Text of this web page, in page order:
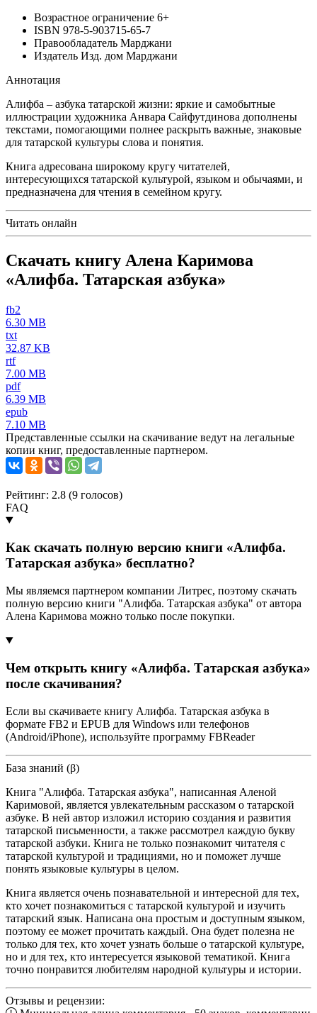
Возрастное ограничение 6+
ISBN 978-5-903715-65-7
Правообладатель Марджани
Издатель Изд. дом Марджани
Аннотация
Алифба – азбука татарской жизни: яркие и самобытные
иллюстрации художника Анвара Сайфутдинова дополнены
текстами, помогающими полнее раскрыть важные, знаковые
для татарской культуры слова и понятия.
Книга адресована широкому кругу читателей,
интересующихся татарской культурой, языком и обычаями, и
предназначена для чтения в семейном кругу.
Читать онлайн
Скачать книгу Алена Каримова
«Алифба. Татарская азбука»
fb2
6.30 MB
txt
32.87 KB
rtf
7.00 MB
pdf
6.39 MB
epub
7.10 MB
Представленные ссылки на скачивание ведут на легальные
копии книг, предоставленные партнером.
Рейтинг: 2.8 (9 голосов)
FAQ
Как скачать полную версию книги «Алифба.
Татарская азбука» бесплатно?
Мы являемся партнером компании Литрес, поэтому скачать
полную версию книги "Алифба. Татарская азбука" от автора
Алена Каримова можно только после покупки.
Чем открыть книгу «Алифба. Татарская азбука»
после скачивания?
Если вы скачиваете книгу Алифба. Татарская азбука в
формате FB2 и EPUB для Windows или телефонов
(Android/iPhone), используйте программу FBReader
База знаний (β)
Книга "Алифба. Татарская азбука", написанная Аленой
Каримовой, является увлекательным рассказом о татарской
азбуке. В ней автор изложил историю создания и развития
татарской письменности, а также рассмотрел каждую букву
татарской азбуки. Книга не только познакомит читателя с
татарской культурой и традициями, но и поможет лучше
понять языковые культуры в целом.
Книга является очень познавательной и интересной для тех,
кто хочет познакомиться с татарской культурой и изучить
татарский язык. Написана она простым и доступным языком,
поэтому ее может прочитать каждый. Она будет полезна не
только для тех, кто хочет узнать больше о татарской культуре,
но и для тех, кто интересуется языковой тематикой. Книга
точно понравится любителям народной культуры и истории.
Отзывы и рецензии: